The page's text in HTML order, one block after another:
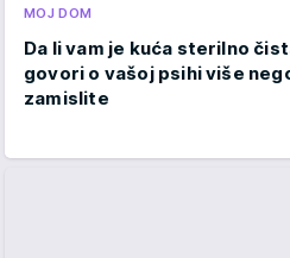
MOJ DOM
Da li vam je kuća sterilno
govori o vašoj psihi više
zamislite